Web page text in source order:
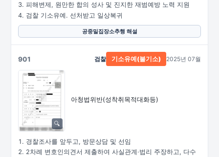
피해변제, 원만한 합의 성사 및 진지한 재범예방 노력 지원
검찰 기소유예. 선처받고 일상복귀
공중밀집장소추행 해설
901
아청법위반(성착취목적대화등)
검찰 기소유예(불기소) 2025년 07월
경찰조사를 앞두고, 방문상담 및 선임
2차례 변호인의견서 제출하여 사실관계·법리 주장하고, 다수